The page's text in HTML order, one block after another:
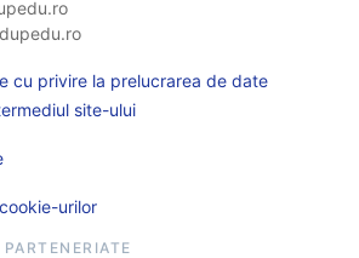
cu privire la prelucrarea de date
site-ului
urilor